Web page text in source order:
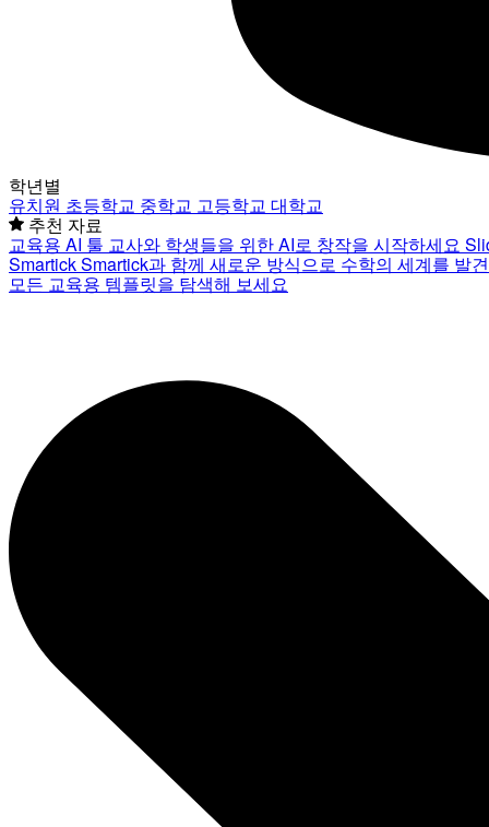
학년별
유치원 초등학교 중학교 고등학교 대학교
추천 자료
교육용 AI 툴 교사와 학생들을 위한 AI로 창작을 시작하세요
SmartickSmartick과 함께 새로운 방식으로 수학의 세계를 발
모든 교육용 템플릿을 탐색해 보세요